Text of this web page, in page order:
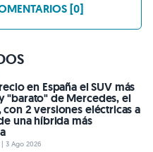
[0]
en España el SUV más
"barato" de Mercedes, el
con 2 versiones eléctricas a
una híbrida más
3 Ago 2026